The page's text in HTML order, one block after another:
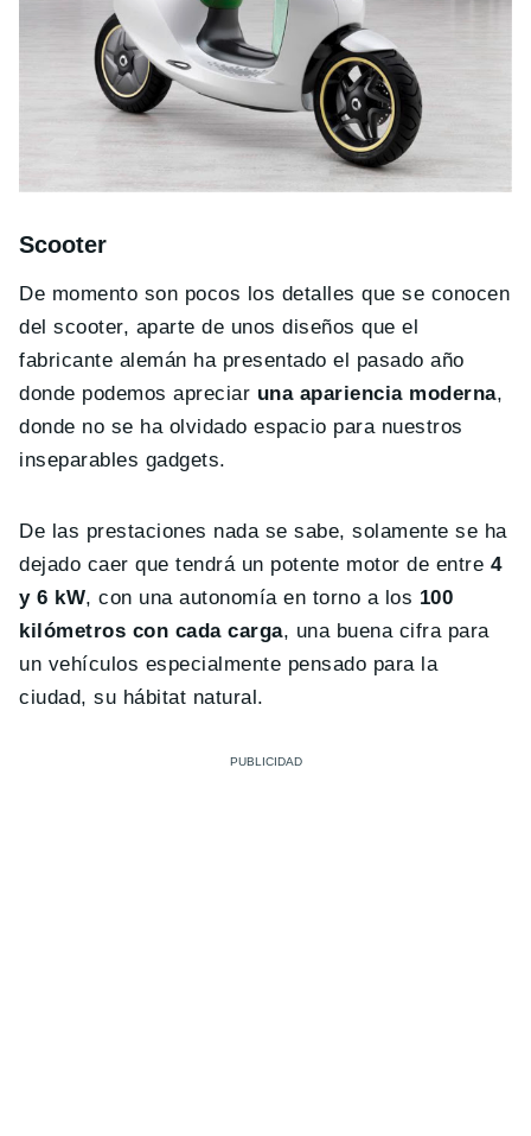
Scooter
De momento son pocos los detalles que se conocen
del scooter, aparte de unos diseños que el
fabricante alemán ha presentado el pasado año
donde podemos apreciar una apariencia moderna,
donde no se ha olvidado espacio para nuestros
inseparables gadgets.
De las prestaciones nada se sabe, solamente se ha
dejado caer que tendrá un potente motor de entre 4
y 6 kW, con una autonomía en torno a los 100
kilómetros con cada carga, una buena cifra para
un vehículos especialmente pensado para la
ciudad, su hábitat natural.